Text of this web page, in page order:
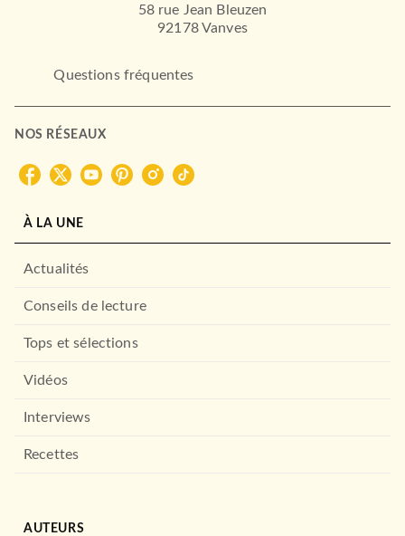
Frédéric Barberousse
21/08/1991
58 rue Jean Bleuzen
92178 Vanves
Questions fréquentes
NOS RÉSEAUX
À LA UNE
Actualités
Conseils de lecture
Tops et sélections
Vidéos
Interviews
Recettes
AUTEURS